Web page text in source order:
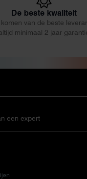
De beste kwaliteit
van de beste
minimaal 2 jaar
een expert